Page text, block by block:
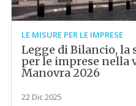
LE MISURE PER LE IMPRESE
Legge di Bilancio,
per le imprese nella
Manovra 2026
22 Dic 2025